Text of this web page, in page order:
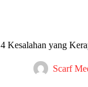
4 Kesalahan yang
Scarf